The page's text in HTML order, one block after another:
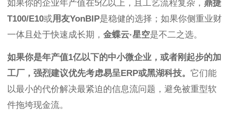
如果你的企业年产值在5亿以上，且工艺流程复杂， 鼎捷
T100/E10或用友YonBIP是稳健的选择；如果你侧重业财
一体且处于快速成长期， 金蝶云·星空是不二之选。
如果你是年产值1亿以下的中小微企业，或者刚起步的加
工厂，强烈建议优先考虑易呈ERP或黑湖科技。 它们能
以最小的代价解决最紧迫的信息流问题，避免被重型软
件拖垮现金流。